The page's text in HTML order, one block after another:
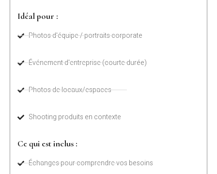
Idéal pour :
Photos d'équipe / portraits corporate
Événement d'entreprise (courte durée)
Photos de locaux/espaces
Shooting produits en contexte
Ce qui est inclus :
Échanges pour comprendre vos besoins